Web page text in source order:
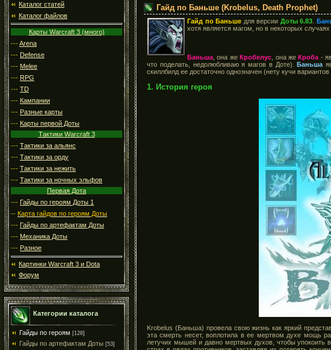
Каталог статей
Каталог файлов
Карты Warcraft 3 (много)
---Arena
--- Defense
--- Melee
--- RPG
--- TD
--- Кампании
--- Разные карты
--- Карты первой Доты
Тактики Warcraft 3
--- Тактики за альянс
--- Тактики за орду
--- Тактики за нежить
--- Тактики за ночных эльфов
Первая Дота
--- Гайды по героям Доты 1
-- Карта гайдов по героям Доты
--- Гайды по артефактам Доты
--- Механика Доты
--- Разное
Картинки Warcraft 3 и Dota
Форум
Категории каталога
Гайды по героям [128]
Гайды по артефактам Доты [53]
Гайд по Баньше (Krobelus, Death Prophet)
Гайд по Баньше для версии Доты 6.83
хотя является магом, но в некоторых
Баньша , она жеКробелус , она жеКроба -
что поделать, недолюбливаю я магов в Доте).Баньша
скиллбилд ее достаточно однозначен (нету кучи вариантов
1. История героя
Krobelus (Баньша) провела свою жизнь как яркий
эта смерть несет, воплотила в ее мертвом духе мощь
летучих мышей и давно мертвых духов, чтобы упокоить